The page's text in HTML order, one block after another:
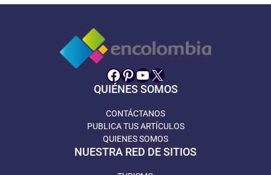
Facebook
Pinterest
YouTube
X
QUIÉNES SOMOS
CONTÁCTANOS
PUBLICA TUS ARTÍCULOS
QUIENES SOMOS
NUESTRA RED DE SITIOS